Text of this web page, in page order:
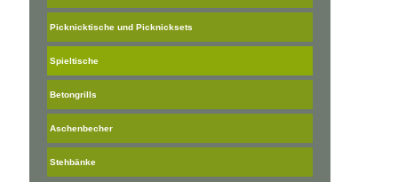
Picknicktische und Picknicksets
Spieltische
Betongrills
Aschenbecher
Stehbänke